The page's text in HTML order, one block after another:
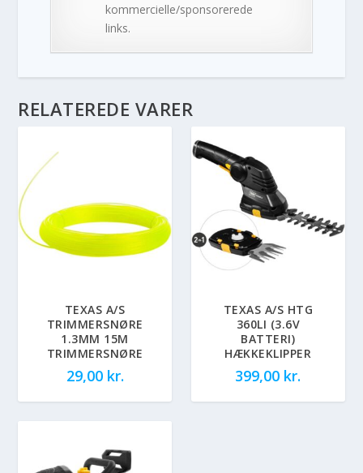
kommercielle/sponsorerede
links.
RELATEREDE VARER
TEXAS A/S
TRIMMERSNØRE
1.3MM 15M
TRIMMERSNØRE
29,00 kr.
TEXAS A/S HTG
360LI (3.6V
BATTERI)
HÆKKEKLIPPER
399,00 kr.